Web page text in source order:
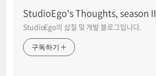
StudioEgo's Thoughts, seasonⅡ
StudioEgo의 삽질 및 개발 블로그입니다.
구독하기